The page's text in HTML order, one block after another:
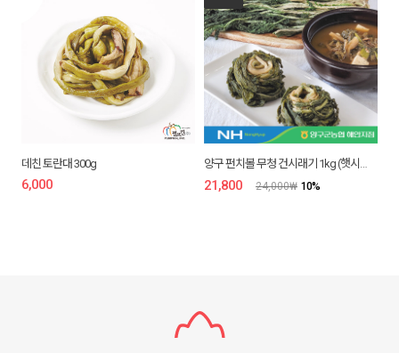
데친 토란대 300g
6,000 21,800 24,000₩ 10%